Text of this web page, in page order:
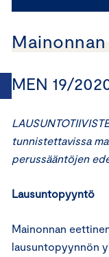
MEN 19/
tunnistettavissa
perussääntöjen
Lausuntopyyntö
Mainonnan
lausuntopyynnön